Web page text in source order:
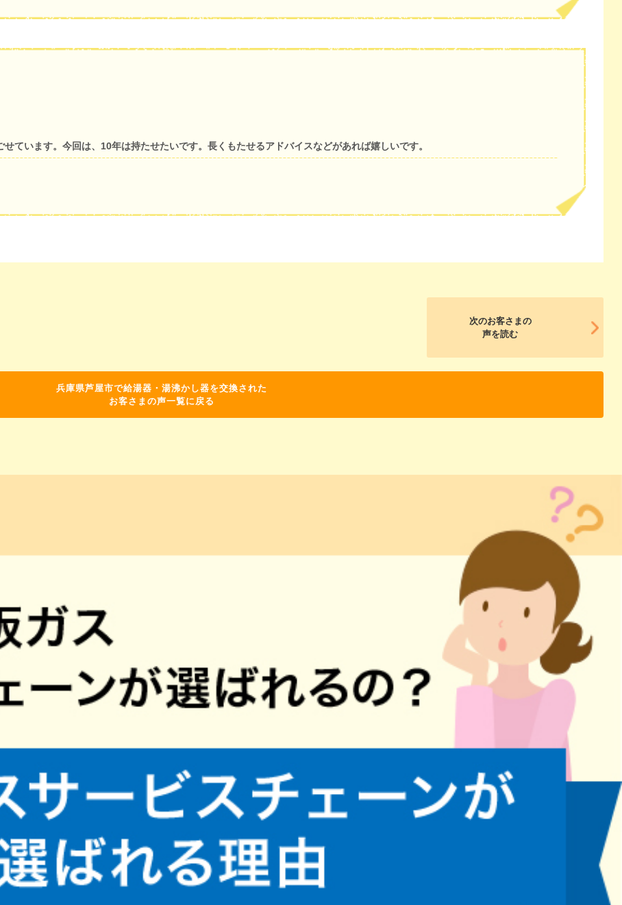
ています。今回は、10年は持たせたいです。長くもたせるアドバイスなどがあれば嬉しいです。
次のお客さまの
声を読む
兵庫県芦屋市で給湯器・湯沸かし器を交換された
お客さまの声一覧に戻る